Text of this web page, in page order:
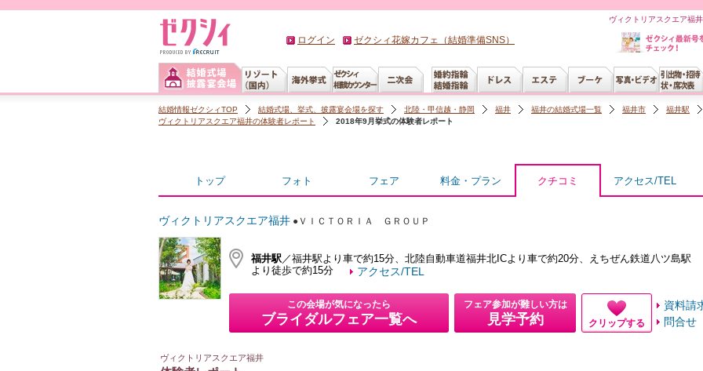
ヴィクトリアスクエア福
ログイン ゼクシィ花嫁カフェ（結婚準備SNS）
結婚情報ゼクシィTOP 結婚式場、挙式、披露宴会場を探す 北陸・甲信越・静岡 福井 福井の結婚式場一覧 福井市 福井駅
ヴィクトリアスクエア福井の体験者レポート
2018年9月挙式の体験者レポート
トップ フォト フェア 料金・プラン クチコミ アクセス/TEL
ヴィクトリアスクエア福井 ●ＶＩＣＴＯＲＩＡ ＧＲＯＵＰ
福井駅／福井駅より車で約15分、北陸自動車道福井北ICより車で約20分、えちぜん鉄道八ツ島駅
より徒歩で約15分
アクセス/TEL
この会場が気になったら
ブライダルフェア一覧へ
フェア参加が難しい方は
見学予約 クリップする
資料請
問合せ
ヴィクトリアスクエア福井